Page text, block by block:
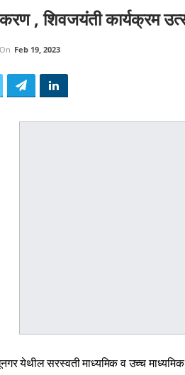
, शिवजयंती कार्यक्रम
On Feb 19, 2023
येथील सरस्वती माध्यमिक व उच्च